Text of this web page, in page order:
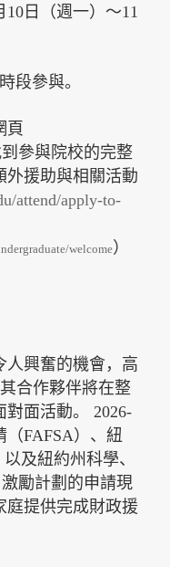
日（週一）～11
段參與。
頁
參與院校的完整
外援助與相關活動
attend/apply-to-
welcome）
人興奮的機會，高
合作夥伴將在整
面活動。 2026-
FAFSA）、紐
及紐約州科學、
勵計劃的申請現
庭提供完成財政援